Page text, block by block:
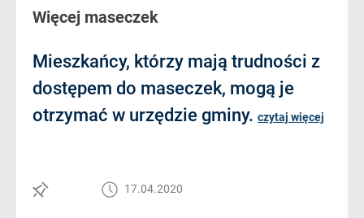
Więcej maseczek
Mieszkańcy, którzy mają trudności z
dostępem do maseczek, mogą je
otrzymać w urzędzie gminy. czytaj więcej
17.04.2020